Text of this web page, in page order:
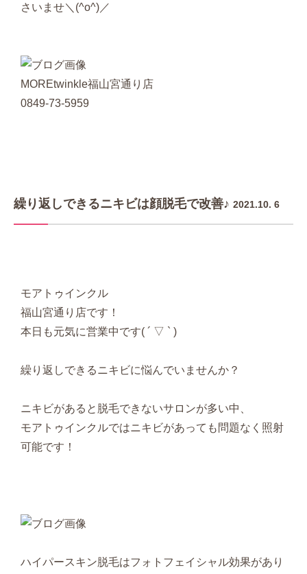
さいませ＼(^o^)／
MOREtwinkle福山宮通り店
0849-73-5959
繰り返しできるニキビは顔脱毛で改善♪ 2021.10. 6
モアトゥインクル
福山宮通り店です！
本日も元気に営業中です( ´ ▽ ` )
繰り返しできるニキビに悩んでいませんか？
ニキビがあると脱毛できないサロンが多い中、
モアトゥインクルではニキビがあっても問題なく照射
可能です！
ハイパースキン脱毛はフォトフェイシャル効果があり